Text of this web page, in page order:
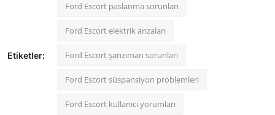
Etiketler:
Ford Escort paslanma sorunları
Ford Escort elektrik arızaları
Ford Escort şanzıman sorunları
Ford Escort süspansiyon problemleri
Ford Escort kullanıcı yorumları